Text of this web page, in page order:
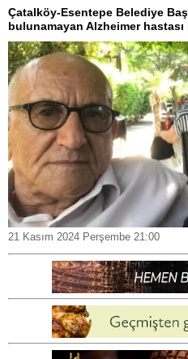
Çatalköy-Esentepe Belediye
bulunamayan Alzheimer hastası
21 Kasım 2024 Perşembe 21:00